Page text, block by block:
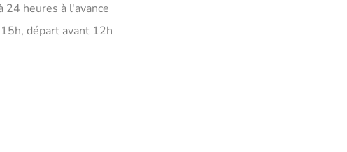
24 heures à l'avance
départ avant 12h